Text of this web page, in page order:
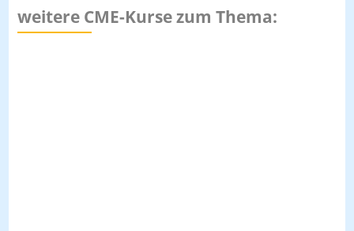
weitere CME-Kurse zum Thema: